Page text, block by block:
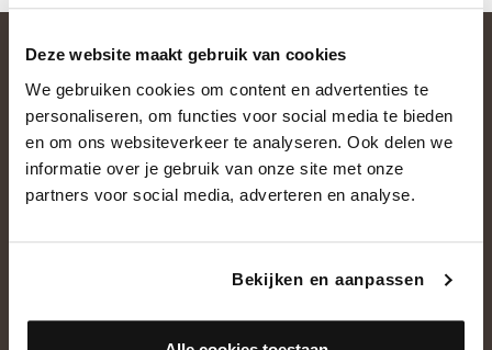
Deze website maakt gebruik van cookies
We gebruiken cookies om content en advertenties te
personaliseren, om functies voor social media te bieden
en om ons websiteverkeer te analyseren. Ook delen we
informatie over je gebruik van onze site met onze
partners voor social media, adverteren en analyse.
Bekijken en aanpassen